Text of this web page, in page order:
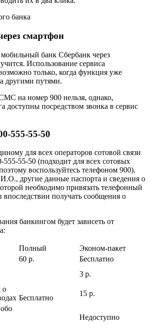
смартфон
банк Сбербанк через
Использование сервиса
только, когда функция уже
другими путями.
на номер 900 нельзя, однако,
доступны посредством звонка в сервис
555-55-50
для всех операторов сотовой связи
555-55-50 (подходит для всех сотовых
воспользуйтесь телефоном 900).
другие данные паспорта и сведения о
необходимо привязать телефонный
впоследствии получать сообщения о
банкингом будет зависеть от
Полный
Эконом-пакет
60 р.
Бесплатно
Бесплатно
3 р.
о
15 р.
Недоступно